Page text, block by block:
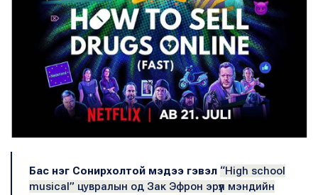
Бас нэг Сонирхолтой мэдээ гэвэл “High school
musical” цувралын од Зак Эфрон эрүүл мэндийн